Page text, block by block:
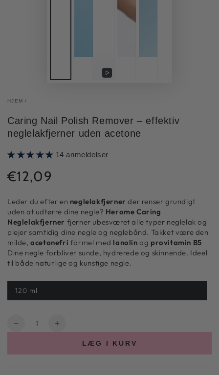
Afspil
HJEM /
Caring Nail Polish Remover – effektiv
neglelakfjerner uden acetone
14 anmeldelser
Normal
€12,09
Leder du efter en neglelakfjerner der renser grundigt
uden at udtørre dine negle? Herome Caring
Neglelakfjerner fjerner ubesværet alle typer neglelak og
plejer samtidig dine negle og neglebånd. Takket være den
milde,acetonefri formel med lanolin og provitamin B5
Dine negle forbliver sunde, hydrerede og skinnende. Ideel
til både naturlige og kunstige negle.
120 ml
Antal
Reducer
Forøg
LÆG I KURV